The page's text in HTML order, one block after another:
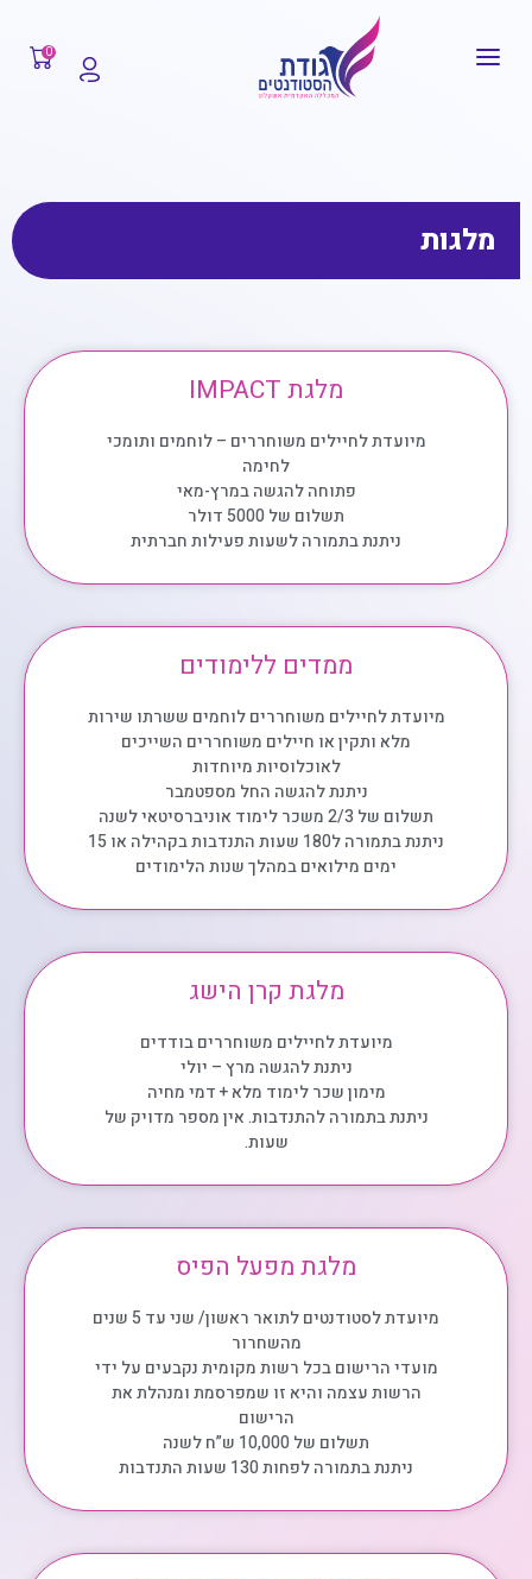
0
מלגות
מלגת IMPACT
מיועדת לחיילים משוחררים – לוחמים ותומכי
לחימה
פתוחה להגשה במרץ-מאי
תשלום של 5000 דולר
ניתנת בתמורה לשעות פעילות חברתית
ממדים ללימודים
מיועדת לחיילים משוחררים לוחמים ששרתו שירות
מלא ותקין או חיילים משוחררים השייכים
לאוכלוסיות מיוחדות
ניתנת להגשה החל מספטמבר
תשלום של 2/3 משכר לימוד אוניברסיטאי לשנה
ניתנת בתמורה ל180 שעות התנדבות בקהילה או 15
ימים מילואים במהלך שנות הלימודים
מלגת קרן הישג
מיועדת לחיילים משוחררים בודדים
ניתנת להגשה מרץ – יולי
מימון שכר לימוד מלא + דמי מחיה
ניתנת בתמורה להתנדבות. אין מספר מדויק של
שעות.
מלגת מפעל הפיס
מיועדת לסטודנטים לתואר ראשון/ שני עד 5 שנים
מהשחרור
מועדי הרישום בכל רשות מקומית נקבעים על ידי
הרשות עצמה והיא זו שמפרסמת ומנהלת את
הרישום
תשלום של 10,000 ש”ח לשנה
ניתנת בתמורה לפחות 130 שעות התנדבות